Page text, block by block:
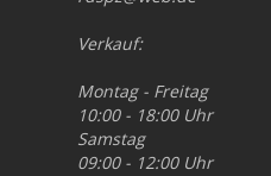
Verkauf:
Montag - Freitag
10:00 - 18:00 Uhr
Samstag
09:00 - 12:00 Uhr